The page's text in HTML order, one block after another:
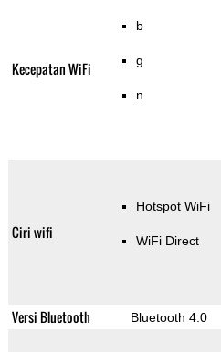
Kecepatan WiFi
b
g
n
Ciri wifi
Hotspot WiFi
WiFi Direct
Versi Bluetooth Bluetooth 4.0